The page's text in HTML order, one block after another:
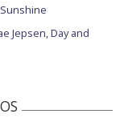
Jepsen, Day and